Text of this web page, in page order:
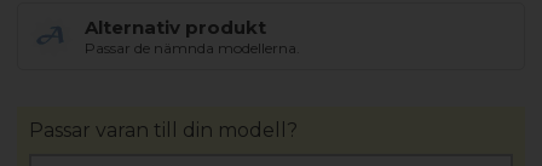
Alternativ produkt
Passar de nämnda modellerna.
Passar varan till din modell?